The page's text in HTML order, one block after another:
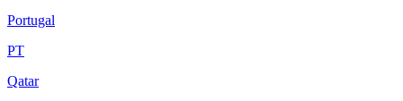
Portugal
PT
Qatar